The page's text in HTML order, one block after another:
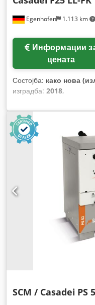
Egenhofen 1.113 km
цената
Состојба: како нова
изградба: 2018,
SCM / Casadei PS